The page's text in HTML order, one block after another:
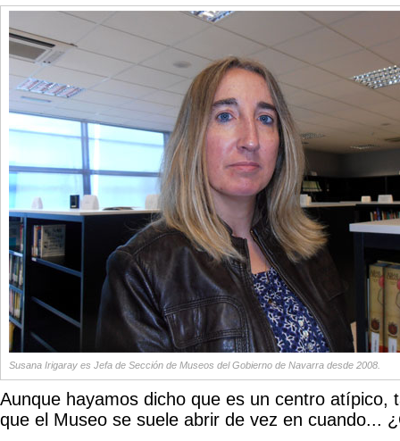
Susana Irigaray es Jefa de Sección de Museos del Gobierno de Navarra desde 2008.
Aunque hayamos dicho que es un centro atípico,
que el Museo se suele abrir de vez en cuando...